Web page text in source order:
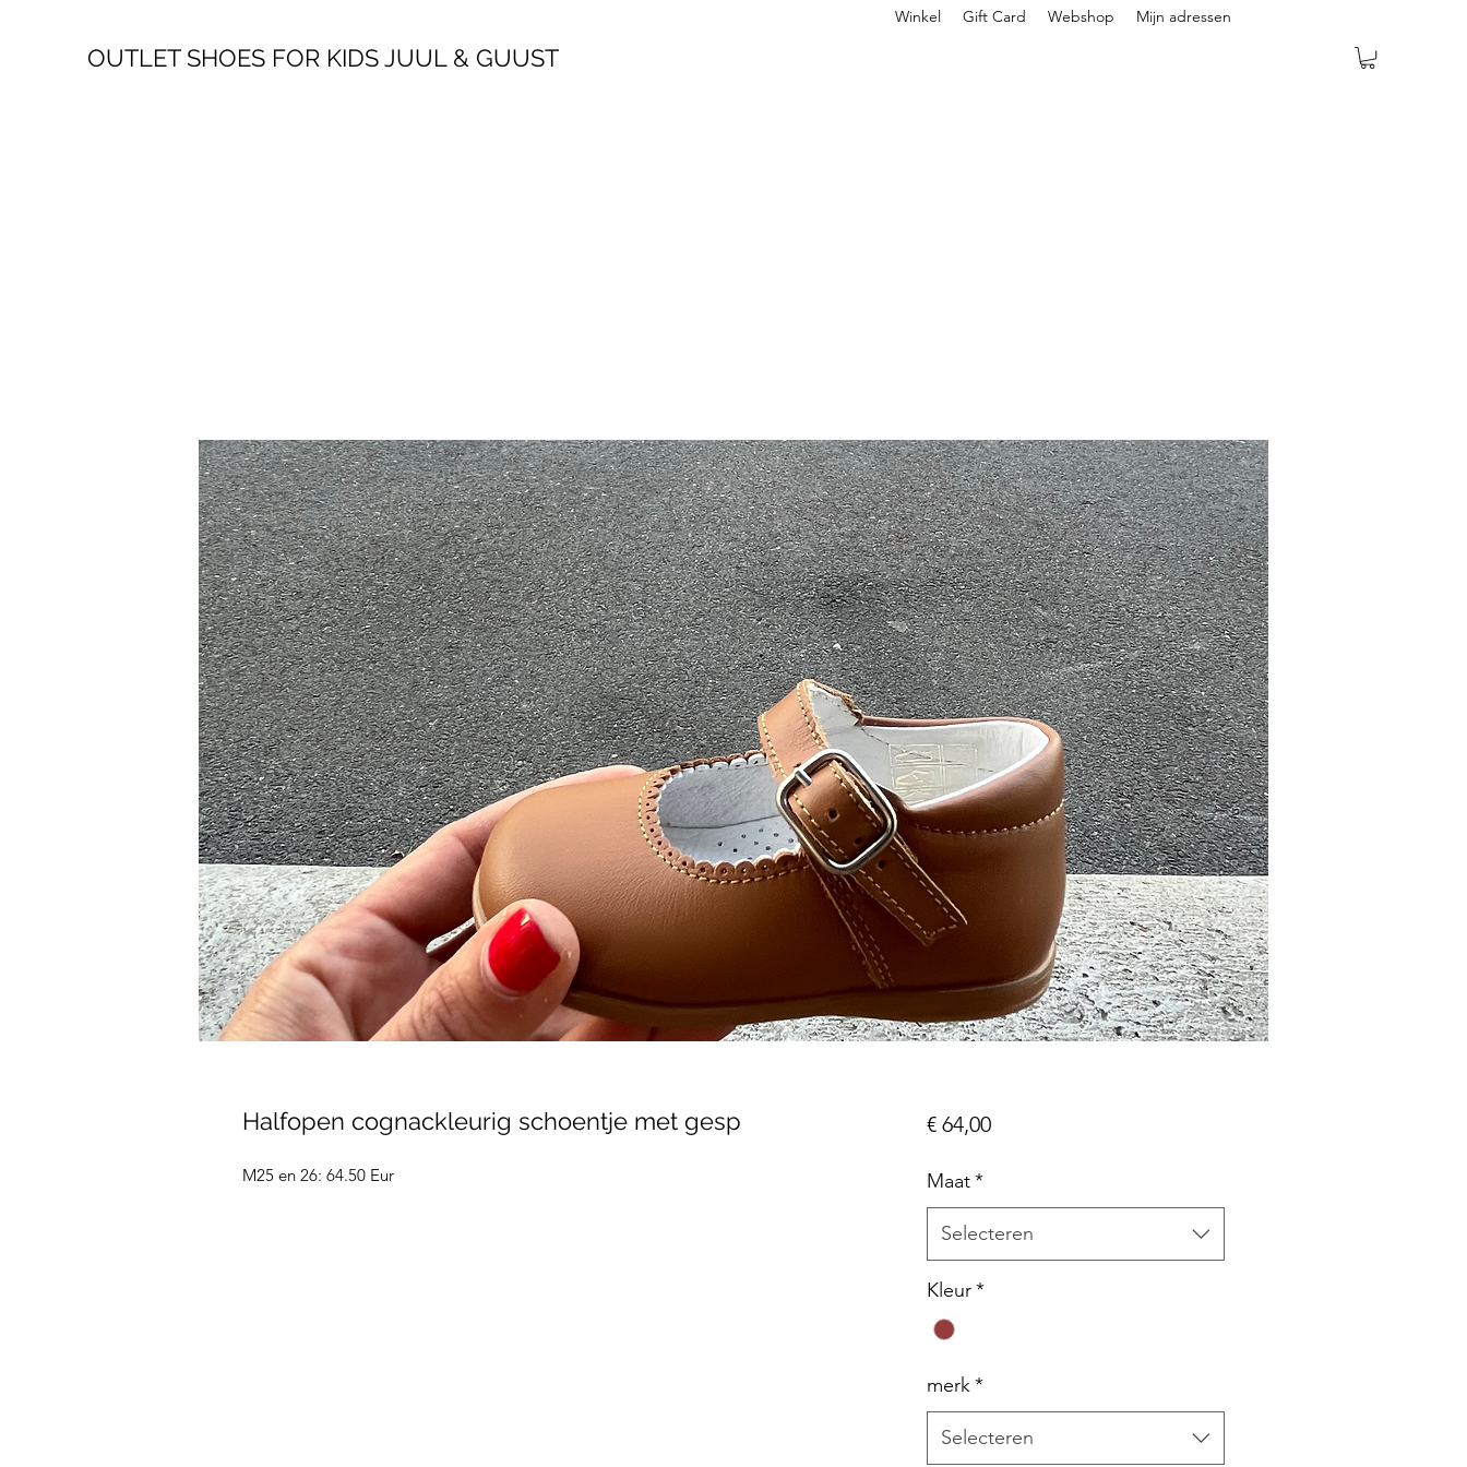
Winkel Gift Card Webshop Mijn adressen
OUTLET SHOES FOR KIDS JUUL & GUUST
Halfopen cognackleurig schoentje met gesp
M25 en 26: 64.50 Eur
€ 64,00Prijs
Maat*
Selecteren
Kleur*
merk*
Selecteren